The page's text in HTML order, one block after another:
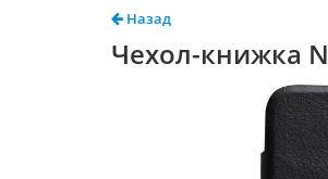
Назад
Чехол-книжка